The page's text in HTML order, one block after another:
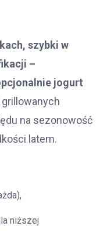
szybki w
–
jogurt
grillowanych
na sezonowość
latem.
niższej